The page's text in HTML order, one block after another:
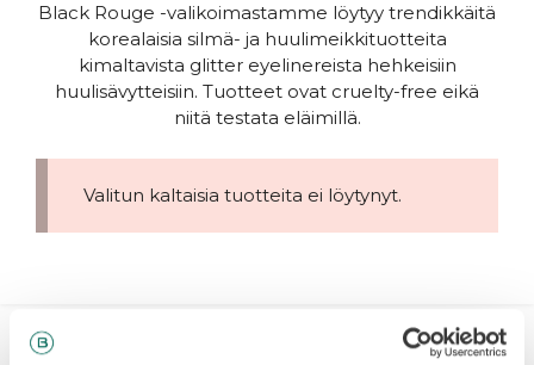
Black Rouge -valikoimastamme löytyy trendikkäitä
korealaisia silmä- ja huulimeikkituotteita
kimaltavista glitter eyelinereista hehkeisiin
huulisävytteisiin. Tuotteet ovat cruelty-free eikä
niitä testata eläimillä.
Valitun kaltaisia tuotteita ei löytynyt.